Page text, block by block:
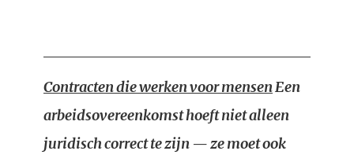
Contracten die werken voor mensenEen
arbeidsovereenkomst hoeft niet alleen
juridisch correct te zijn — ze moet ook